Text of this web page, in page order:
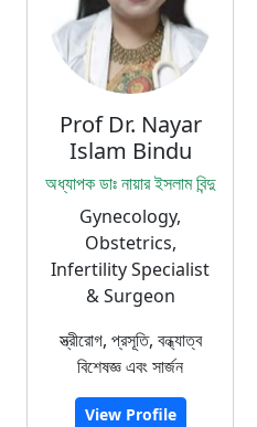
Prof Dr. Nayar
Islam Bindu
অধ্যাপক ডাঃ নায়ার ইসলাম বিন্দু
Gynecology,
Obstetrics,
Infertility Specialist
& Surgeon
স্ত্রীরোগ, প্রসূতি, বন্ধ্যাত্ব
বিশেষজ্ঞ এবং সার্জন
View Profile